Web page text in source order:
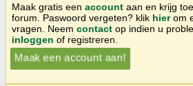
Maak gratis een account aan en krijg
forum. Paswoord vergeten? klik hierom
vragen. Neem contact op indien u
inloggen of registreren.
Maak een account aan!